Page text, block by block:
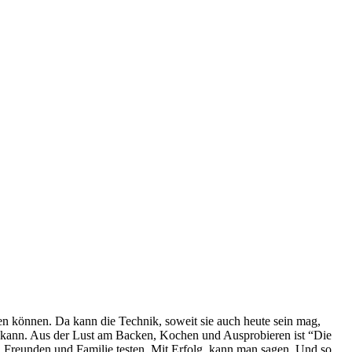
können. Da kann die Technik, soweit sie auch heute sein mag,
Aus der Lust am Backen, Kochen und Ausprobieren ist “Die
und Familie testen. Mit Erfolg, kann man sagen. Und so